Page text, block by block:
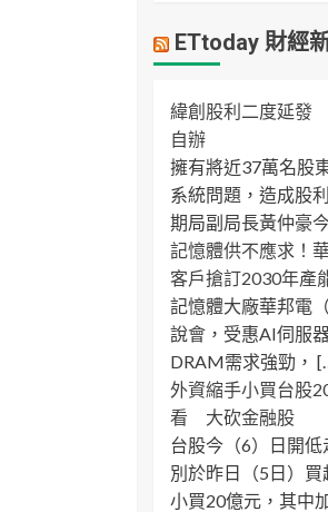
ETtoday 財經
緯創股利二度延發
自辦
擁有將近37萬名股
系統問題，造成股
期局副局長黃仲豪
記憶體供不應求！
客戶搶訂2030年產
記憶體大廠華邦電
說會，受惠AI伺服
DRAM需求強勁，
外資縮手小買台股
看 大砍金融股
台股今（6）日開
別於昨日（5日）
小買20億元，其中